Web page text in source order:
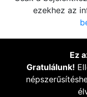
ezekhez az
Ez
Gratulálunk!